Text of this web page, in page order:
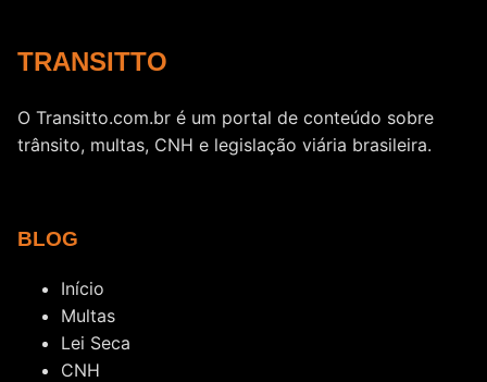
TRANSITTO
O Transitto.com.br é um portal de conteúdo sobre
trânsito, multas, CNH e legislação viária brasileira.
BLOG
Início
Multas
Lei Seca
CNH